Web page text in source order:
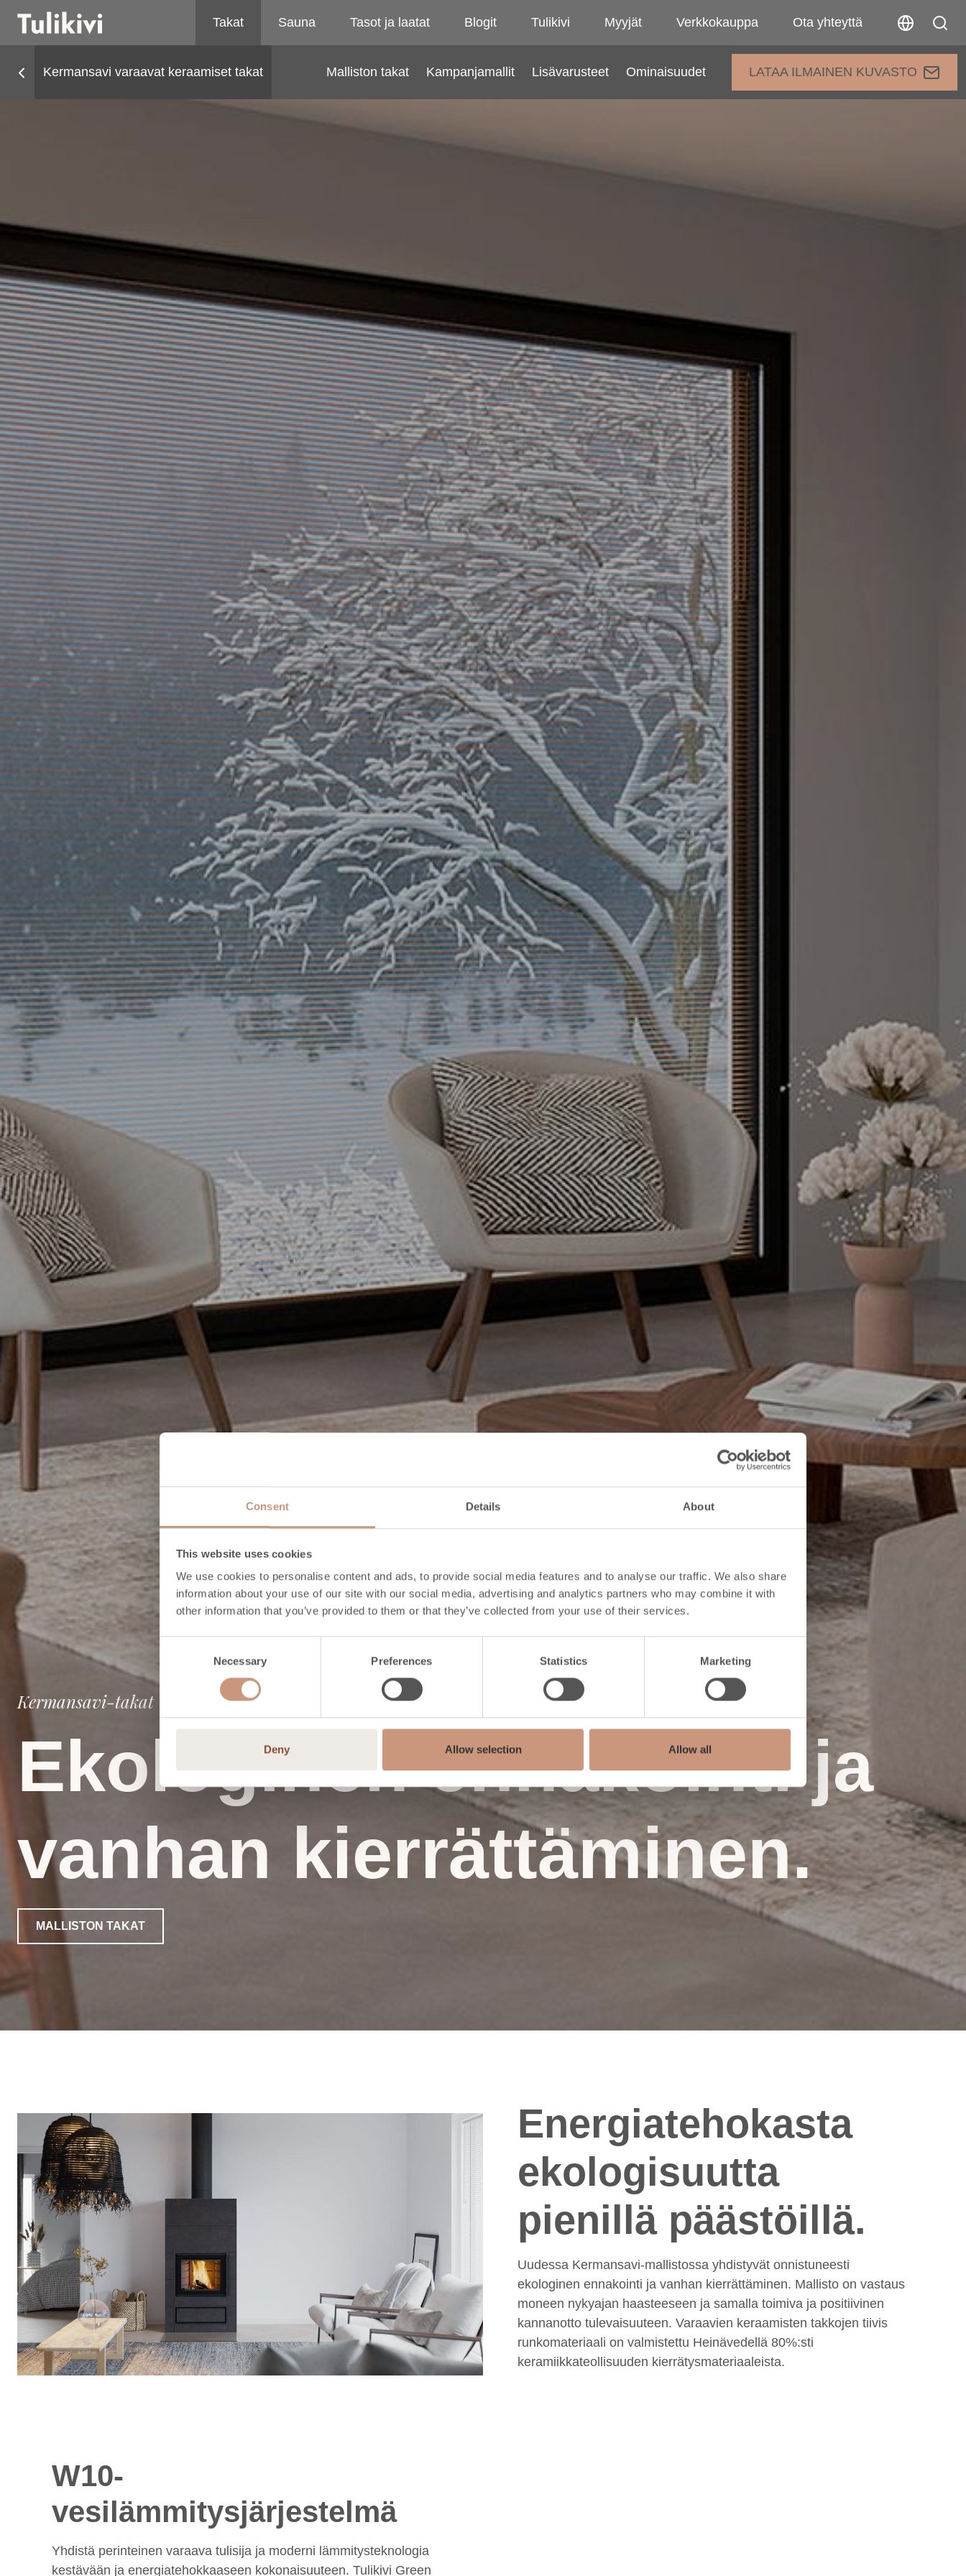
Consent Details About
This website uses cookies
We use cookies to personalise content and ads, to provide social media features and to analyse our traffic. We also share
information about your use of our site with our social media, advertising and analytics partners who may combine it with
other information that you’ve provided to them or that they’ve collected from your use of their services.
Necessary Preferences Statistics Marketing
Deny Allow selection Allow all
Takat Sauna Tasot ja laatat Blogit Tulikivi Myyjät Verkkokauppa Ota yhteyttä
Kermansavi varaavat keraamiset takat Malliston takat Kampanjamallit Lisävarusteet Ominaisuudet LATAA ILMAINEN KUVASTO
Kermansavi-takat
Ekologinen ennakointi ja
vanhan kierrättäminen.
MALLISTON TAKAT
Energiatehokasta
ekologisuutta
pienillä päästöillä.
Uudessa Kermansavi-mallistossa yhdistyvät onnistuneesti
ekologinen ennakointi ja vanhan kierrättäminen. Mallisto on vastaus
moneen nykyajan haasteeseen ja samalla toimiva ja positiivinen
kannanotto tulevaisuuteen. Varaavien keraamisten takkojen tiivis
runkomateriaali on valmistettu Heinävedellä 80%:sti
keramiikkateollisuuden kierrätysmateriaaleista.
W10-
vesilämmitysjärjestelmä
Yhdistä perinteinen varaava tulisija ja moderni lämmitysteknologia
kestävään ja energiatehokkaaseen kokonaisuuteen. Tulikivi Green